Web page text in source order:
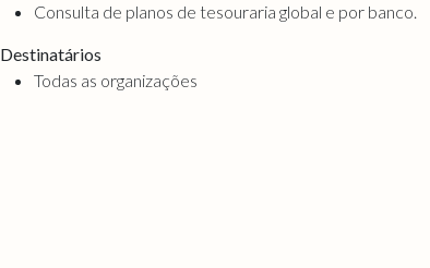
Consulta de planos de tesouraria global e por banco.
Destinatários
Todas as organizações